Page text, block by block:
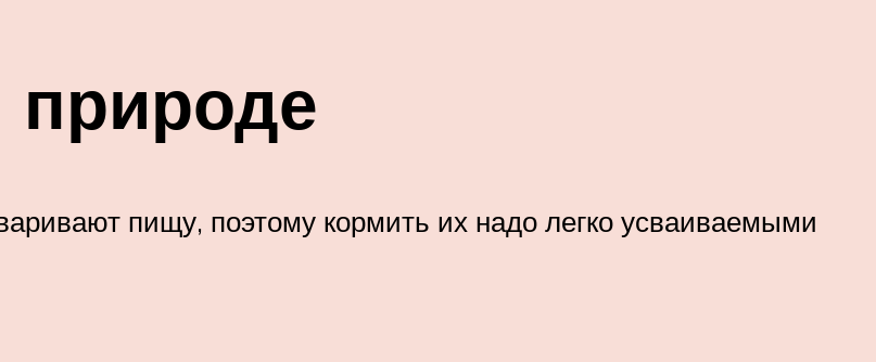
природе
пищу, поэтому кормить их надо легко усваиваемыми